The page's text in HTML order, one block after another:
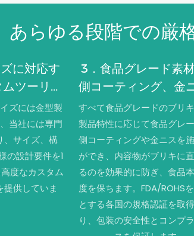
あらゆる段階での厳
に対応す
ツーリン
ズには金型製
当社には専門
、サイズ、構
の設計要件を1
度なカスタム
供していま
3．食品グレード素
側コーティング、金
よる二重保護
すべて食品グレードのブリキ
製品特性に応じて食品グレ
側コーティングや金ニスを
ができ、内容物がブリキに
るのを効果的に防ぎ、食品
度を保ちます。FDA/ROHS
とする各国の規格認証を取
り、包装の安全性とコンプ